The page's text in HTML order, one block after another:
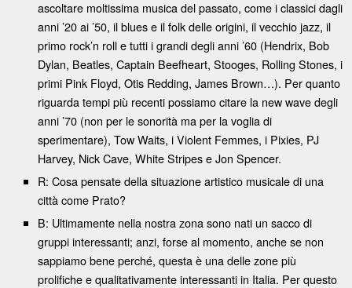
ascoltare moltissima musica del passato, come i classici dagli
anni ’20 ai ’50, il blues e il folk delle origini, il vecchio jazz, il
primo rock’n roll e tutti i grandi degli anni ’60 (Hendrix, Bob
Dylan, Beatles, Captain Beefheart, Stooges, Rolling Stones, i
primi Pink Floyd, Otis Redding, James Brown…). Per quanto
riguarda tempi più recenti possiamo citare la new wave degli
anni ’70 (non per le sonorità ma per la voglia di
sperimentare), Tow Waits, i Violent Femmes, i Pixies, PJ
Harvey, Nick Cave, White Stripes e Jon Spencer.
R: Cosa pensate della situazione artistico musicale di una
città come Prato?
B: Ultimamente nella nostra zona sono nati un sacco di
gruppi interessanti; anzi, forse al momento, anche se non
sappiamo bene perché, questa è una delle zone più
prolifiche e qualitativamente interessanti in Italia. Per questo